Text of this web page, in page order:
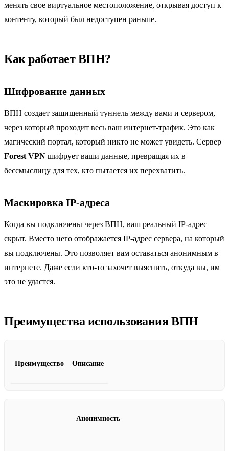
менять свое виртуальное местоположение, открывая доступ к
контенту, который был недоступен раньше.
Как работает ВПН?
Шифрование данных
ВПН создает защищенный туннель между вами и сервером,
через который проходит весь ваш интернет-трафик. Это как
магический портал, который никто не может увидеть. Сервер
Forest VPN шифрует ваши данные, превращая их в
бессмыслицу для тех, кто пытается их перехватить.
Маскировка IP-адреса
Когда вы подключены через ВПН, ваш реальный IP-адрес
скрыт. Вместо него отображается IP-адрес сервера, на который
вы подключены. Это позволяет вам оставаться анонимным в
интернете. Даже если кто-то захочет выяснить, откуда вы, им
это не удастся.
Преимущества использования ВПН
Преимущество Описание
Анонимность